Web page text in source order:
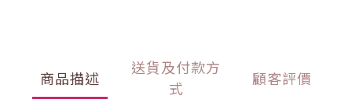
商品描述
送貨及付款方
式
顧客評價